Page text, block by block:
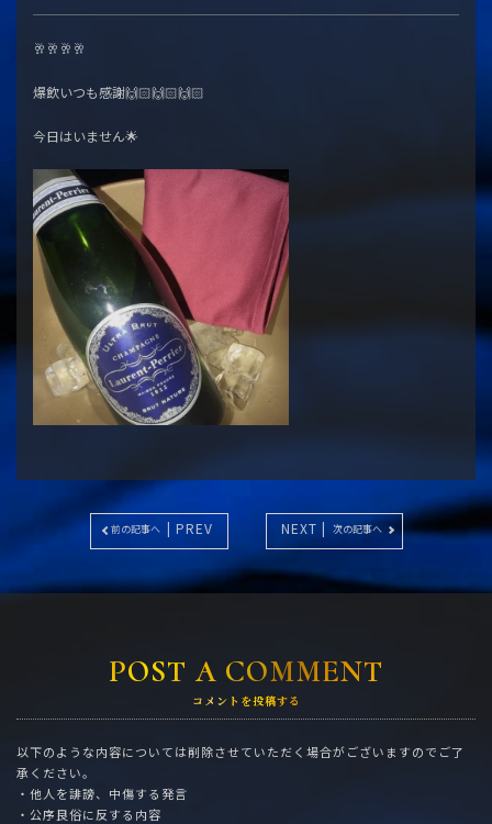
🥂🥂🥂🥂
爆飲いつも感謝🙌🏻🙌🏻🙌🏻
今日はいません🌟
前の記事へ | PREV NEXT | 次の記事へ
POST A COMMENT
コメントを投稿する
以下のような内容については削除させていただく場合がございますのでご了
承ください。
・他人を誹謗、中傷する発言
・公序良俗に反する内容